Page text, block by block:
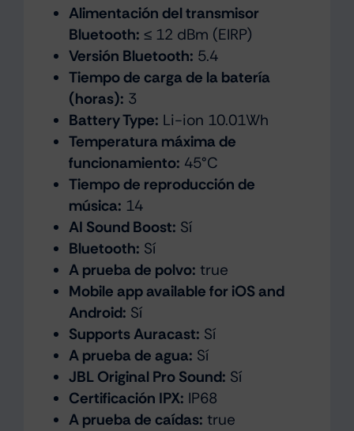
Alimentación del transmisor
Bluetooth: ≤ 12 dBm (EIRP)
Versión Bluetooth: 5.4
Tiempo de carga de la batería
(horas): 3
Battery Type: Li-ion 10.01Wh
Temperatura máxima de
funcionamiento: 45°C
Tiempo de reproducción de
música: 14
AI Sound Boost: Sí
Bluetooth: Sí
A prueba de polvo: true
Mobile app available for iOS and
Android: Sí
Supports Auracast: Sí
A prueba de agua: Sí
JBL Original Pro Sound: Sí
Certificación IPX: IP68
A prueba de caídas: true